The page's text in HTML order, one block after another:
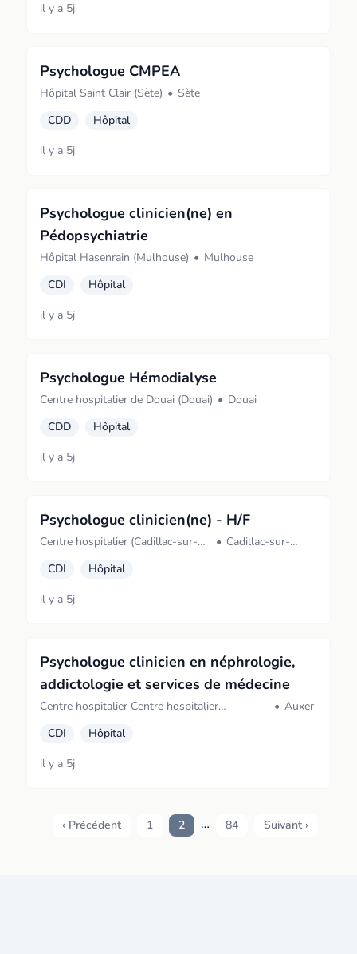
il y a 5j
Psychologue CMPEA
Hôpital Saint Clair (Sète) • Sète
CDD
Hôpital
il y a 5j
Psychologue clinicien(ne) en
Pédopsychiatrie
Hôpital Hasenrain (Mulhouse) • Mulhouse
CDI
Hôpital
il y a 5j
Psychologue Hémodialyse
Centre hospitalier de Douai (Douai) • Douai
CDD
Hôpital
il y a 5j
Psychologue clinicien(ne) - H/F
Centre hospitalier (Cadillac-sur-
• Cadillac-sur-
CDI
Hôpital
il y a 5j
Psychologue clinicien en néphrologie,
addictologie et services de médecine
Centre hospitalier Centre hospitalier
• Auxerre
CDI
Hôpital
il y a 5j
‹ Précédent 1 2 … 84 Suivant ›